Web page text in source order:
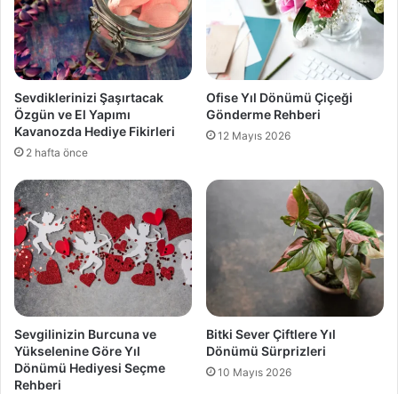
Sevdiklerinizi Şaşırtacak
Özgün ve El Yapımı
Kavanozda Hediye Fikirleri
2 hafta önce
Ofise Yıl Dönümü Çiçeği
Gönderme Rehberi
12 Mayıs 2026
Sevgilinizin Burcuna ve
Yükselenine Göre Yıl
Dönümü Hediyesi Seçme
Rehberi
Bitki Sever Çiftlere Yıl
Dönümü Sürprizleri
10 Mayıs 2026